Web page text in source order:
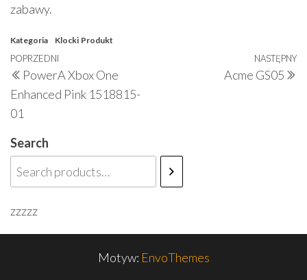
zabawy.
Kategoria Klocki Produkt
Nawigacja
wpisu
Poprzedni
wpis
POPRZEDNI
PowerA Xbox One
Enhanced Pink 1518815-
01
NASTĘPNY
Acme GS05
Search
zzzzz
Motyw: EnvoThemes